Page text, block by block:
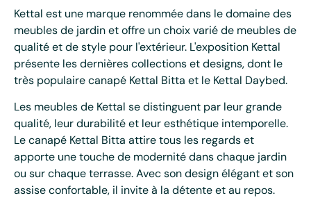
Kettal est une marque renommée dans le domaine des
meubles de jardin et offre un choix varié de meubles de
qualité et de style pour l'extérieur. L'exposition Kettal
présente les dernières collections et designs, dont le
très populaire canapé Kettal Bitta et le Kettal Daybed.
Les meubles de Kettal se distinguent par leur grande
qualité, leur durabilité et leur esthétique intemporelle.
Le canapé Kettal Bitta attire tous les regards et
apporte une touche de modernité dans chaque jardin
ou sur chaque terrasse. Avec son design élégant et son
assise confortable, il invite à la détente et au repos.